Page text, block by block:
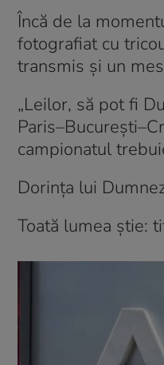
Încă de la
fotografiat cu
transmis și un
„Leilor, să pot fi
campionatul
Dorința lui
Toată lumea știe: